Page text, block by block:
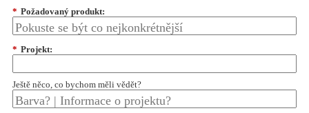
* Požadovaný produkt:
* Projekt:
Ještě něco, co bychom měli vědět?